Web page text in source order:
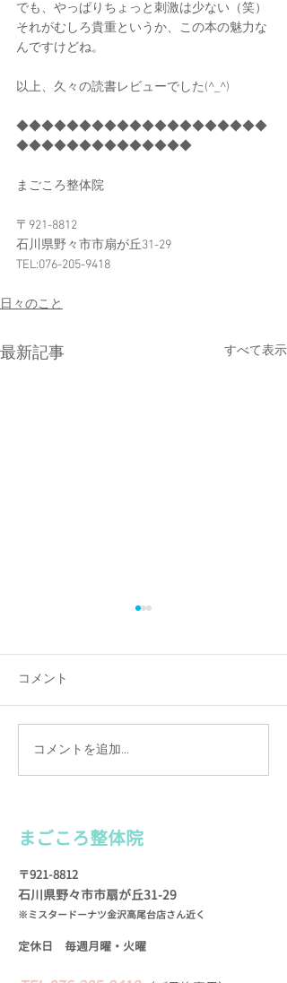
でも、やっぱりちょっと刺激は少ない（笑）
それがむしろ貴重というか、この本の魅力な
んですけどね。
以上、久々の読書レビューでした(^_^)
◆◆◆◆◆◆◆◆◆◆◆◆◆◆◆◆◆◆◆◆
◆◆◆◆◆◆◆◆◆◆◆◆◆◆
まごころ整体院
〒921-8812
石川県野々市市扇が丘31-29
TEL:076-205-9418
日々のこと
最新記事 すべて表示
整体院の店舗裏のスペース
が、ツタや草、枯れ葉で大変
なことになっていまして、 先
日自分でも処理したのです
が、とても処分しきれず…
（！）とひらめきます。...
コメント
コメントを追加…
まごころ整体院
〒921-8812
石川県野々市市扇が丘31-29
※ミスタードーナツ金沢高尾台店さん近く
定休日 毎週月曜・火曜